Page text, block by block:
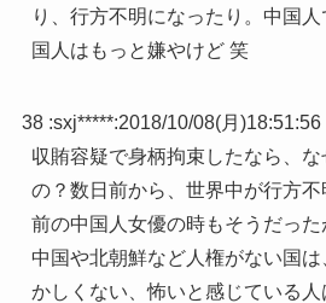
り、行方不明になったり。中国
国人はもっと嫌やけど 笑
38 :sxj*****:2018/10/08(月)18:51:56
収賄容疑で身柄拘束したなら、
の？数日前から、世界中が行方不
前の中国人女優の時もそうだった
中国や北朝鮮など人権がない国
かしくない、怖いと感じている人